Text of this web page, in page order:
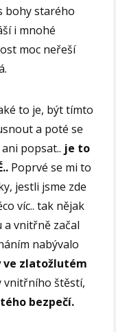
bohy starého
i mnohé
moc neřeší
to je, být tímto
a poté se
popsat.. je to
Poprvé se mi to
jestli jsme zde
víc.. tak nějak
vnitřně začal
nabývalo
ve zlatožlutém
vnitřního štěstí,
bezpečí.